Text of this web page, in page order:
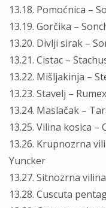
13.18. Pomoćnica –
13.19. Gorčika –
13.20. Divlji sirak –
13.21. Cistac –
13.22. Mišljakinja –
13.23. Stavelj –
13.24. Maslačak –
13.25. Vilina kosica –
13.26. Krupnozrna
Yuncker
13.27. Sitnozrna
13.28. Cuscuta